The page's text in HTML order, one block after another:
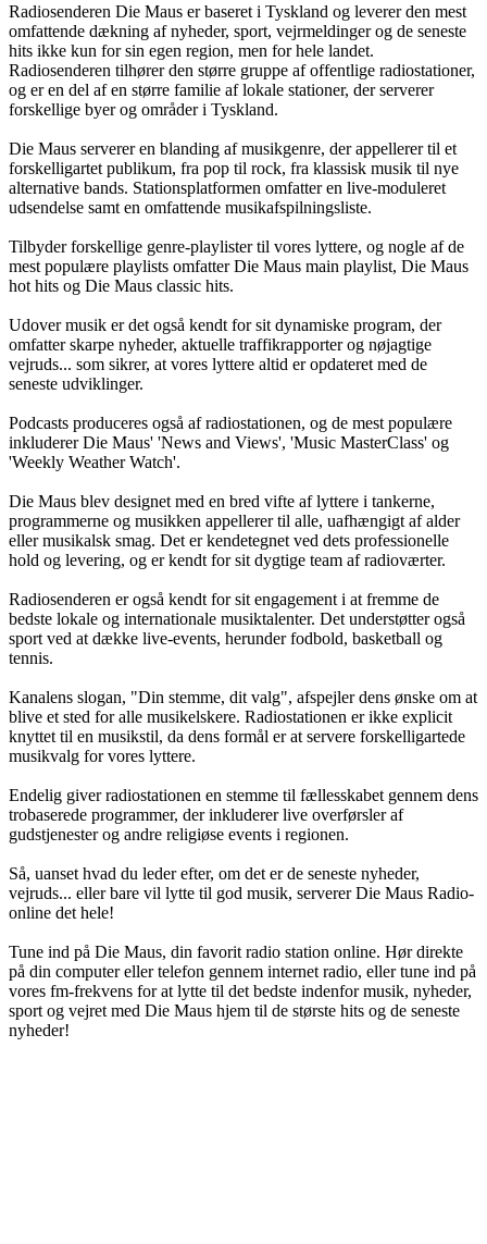
Radiosenderen Die Maus er baseret i Tyskland og leverer den mest
omfattende dækning af nyheder, sport, vejrmeldinger og de seneste
hits ikke kun for sin egen region, men for hele landet.
Radiosenderen tilhører den større gruppe af offentlige radiostationer,
og er en del af en større familie af lokale stationer, der serverer
forskellige byer og områder i Tyskland.
Die Maus serverer en blanding af musikgenre, der appellerer til et
forskelligartet publikum, fra pop til rock, fra klassisk musik til nye
alternative bands. Stationsplatformen omfatter en live-moduleret
udsendelse samt en omfattende musikafspilningsliste.
Tilbyder forskellige genre-playlister til vores lyttere, og nogle af de
mest populære playlists omfatter Die Maus main playlist, Die Maus
hot hits og Die Maus classic hits.
Udover musik er det også kendt for sit dynamiske program, der
omfatter skarpe nyheder, aktuelle traffikrapporter og nøjagtige
vejruds... som sikrer, at vores lyttere altid er opdateret med de
seneste udviklinger.
Podcasts produceres også af radiostationen, og de mest populære
inkluderer Die Maus' 'News and Views', 'Music MasterClass' og
'Weekly Weather Watch'.
Die Maus blev designet med en bred vifte af lyttere i tankerne,
programmerne og musikken appellerer til alle, uafhængigt af alder
eller musikalsk smag. Det er kendetegnet ved dets professionelle
hold og levering, og er kendt for sit dygtige team af radioværter.
Radiosenderen er også kendt for sit engagement i at fremme de
bedste lokale og internationale musiktalenter. Det understøtter også
sport ved at dække live-events, herunder fodbold, basketball og
tennis.
Kanalens slogan, "Din stemme, dit valg", afspejler dens ønske om at
blive et sted for alle musikelskere. Radiostationen er ikke explicit
knyttet til en musikstil, da dens formål er at servere forskelligartede
musikvalg for vores lyttere.
Endelig giver radiostationen en stemme til fællesskabet gennem dens
trobaserede programmer, der inkluderer live overførsler af
gudstjenester og andre religiøse events i regionen.
Så, uanset hvad du leder efter, om det er de seneste nyheder,
vejruds... eller bare vil lytte til god musik, serverer Die Maus Radio-
online det hele!
Tune ind på Die Maus, din favorit radio station online. Hør direkte
på din computer eller telefon gennem internet radio, eller tune ind på
vores fm-frekvens for at lytte til det bedste indenfor musik, nyheder,
sport og vejret med Die Maus hjem til de største hits og de seneste
nyheder!